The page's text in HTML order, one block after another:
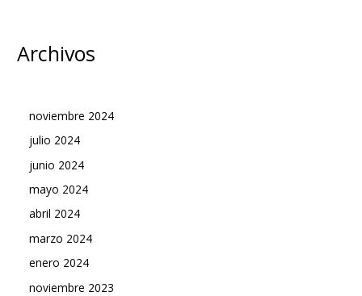
Archivos
noviembre 2024
julio 2024
junio 2024
mayo 2024
abril 2024
marzo 2024
enero 2024
noviembre 2023